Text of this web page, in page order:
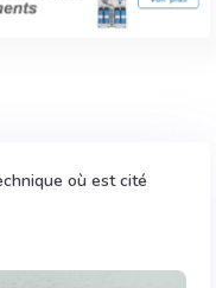
où est cité